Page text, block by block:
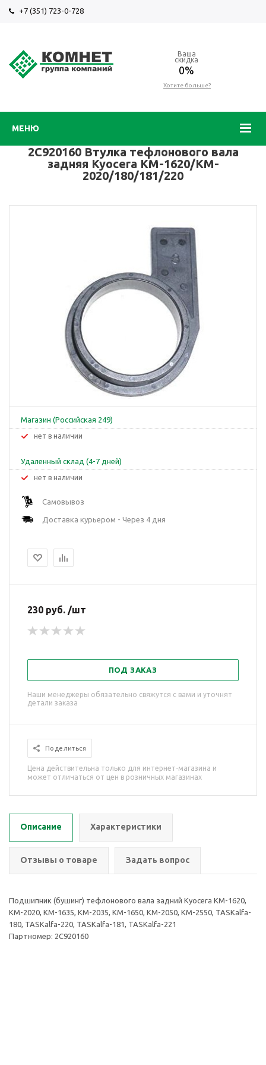
+7 (351) 723-0-728
МЕНЮ
Ваша
скидка
0%
Хотите больше?
2C920160 Втулка тефлонового вала
задняя Kyocera KM-1620/KM-
2020/180/181/220
Магазин (Российская 249)
Нет в наличии
Удаленный склад (4-7 дней)
Нет в наличии
Самовывоз
Доставка курьером - Через 4 дня
230 руб. /шт
ПОД ЗАКАЗ
Наши менеджеры обязательно свяжутся с вами и уточнят
детали заказа
Поделиться
Цена действительна только для интернет-магазина и
может отличаться от цен в розничных магазинах
Описание Характеристики
Отзывы о товаре Задать вопрос
Подшипник (бушинг) тефлонового вала задний Kyocera KM-1620,
KM-2020, KM-1635, KM-2035, KM-1650, KM-2050, KM-2550, TASKalfa-
180, TASKalfa-220, TASKalfa-181, TASKalfa-221
Партномер: 2C920160